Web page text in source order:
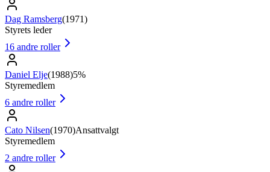
Dag Ramsberg(1971)
Styrets leder
16 andre roller
Daniel Elje(1988)5%
Styremedlem
6 andre roller
Cato Nilsen(1970)Ansattvalgt
Styremedlem
2 andre roller